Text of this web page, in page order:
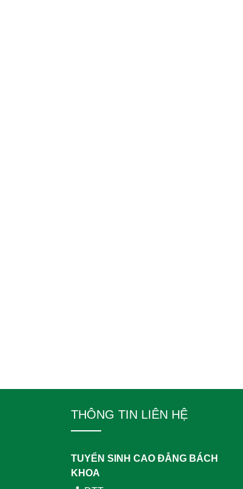
THÔNG TIN LIÊN HỆ
TUYỂN SINH CAO ĐẲNG BÁCH
KHOA